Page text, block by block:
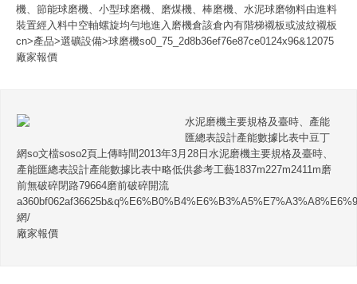
機、節能球磨機、小型球磨機、磨煤機、棒磨機、水泥球磨物料由進料
裝置經入料中空軸螺旋均勻地進入磨機倉該倉內有階梯襯板或波紋襯板
cn>產品>選礦設備>球磨機so0_75_2d8b36ef76e87ce0124x96&12075
廠家報價
水泥磨機主要規格及臺時、產能
匯總表設計產能數據比表中豆丁
網so文檔soso2頁上傳時間2013年3月28日水泥磨機主要規格及臺時、
產能匯總表設計產能數據比表中略低供參考工藝1837m227m2411m磨
前無破碎閉路79664磨前破碎開流
網/
廠家報價